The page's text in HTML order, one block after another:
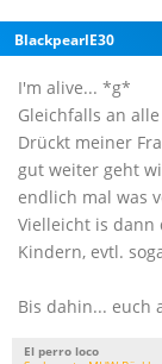
BlackpearlE30
I'm alive... *g*
Gleichfalls an
Drückt meiner
gut weiter geht
endlich mal was
Vielleicht is dann
Kindern, evtl.
Bis dahin... euch
El perro loco